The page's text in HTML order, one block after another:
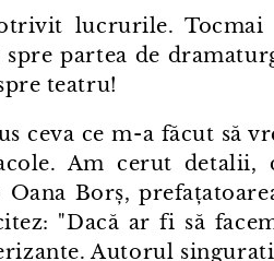
lucrurile.
partea de
teatru!
ceva ce m⁠-⁠a făcut să
Am cerut
Borș,
"Dacă ar fi să
Autorul